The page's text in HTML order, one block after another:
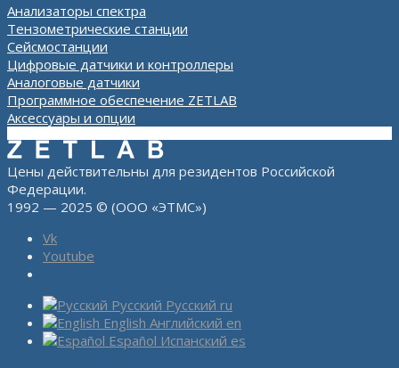
Анализаторы спектра
Тензометрические станции
Сейсмостанции
Цифровые датчики и контроллеры
Аналоговые датчики
Программное обеспечение ZETLAB
Аксессуары и опции
Цены действительны для резидентов Российской
Федерации.
1992 — 2025 © (ООО «ЭТМС»)
Vk
Youtube
Русский Русский ru
English Английский en
Español Испанский es